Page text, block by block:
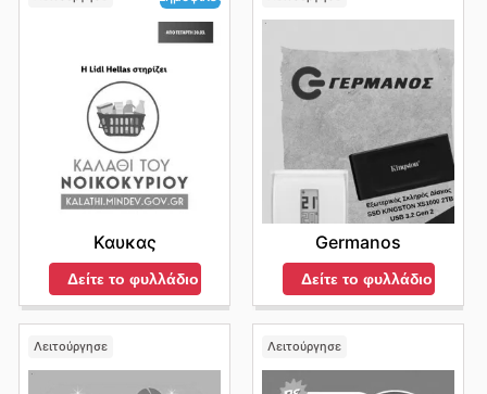
Καυκας
Δείτε το φυλλάδιο
Germanos
Δείτε το φυλλάδιο
Λειτούργησε Λειτούργησε